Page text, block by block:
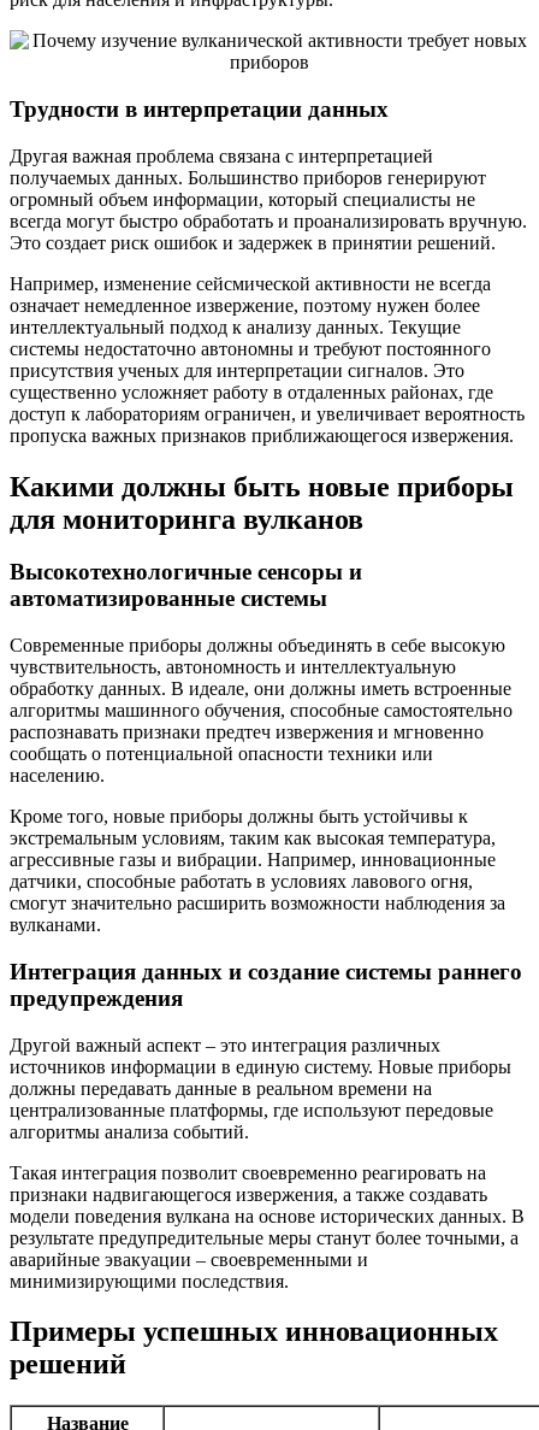
Трудности в интерпретации данных
Другая важная проблема связана с интерпретацией
получаемых данных. Большинство приборов генерируют
огромный объем информации, который специалисты не
всегда могут быстро обработать и проанализировать вручную.
Это создает риск ошибок и задержек в принятии решений.
Например, изменение сейсмической активности не всегда
означает немедленное извержение, поэтому нужен более
интеллектуальный подход к анализу данных. Текущие
системы недостаточно автономны и требуют постоянного
присутствия ученых для интерпретации сигналов. Это
существенно усложняет работу в отдаленных районах, где
доступ к лабораториям ограничен, и увеличивает вероятность
пропуска важных признаков приближающегося извержения.
Какими должны быть новые приборы
для мониторинга вулканов
Высокотехнологичные сенсоры и
автоматизированные системы
Современные приборы должны объединять в себе высокую
чувствительность, автономность и интеллектуальную
обработку данных. В идеале, они должны иметь встроенные
алгоритмы машинного обучения, способные самостоятельно
распознавать признаки предтеч извержения и мгновенно
сообщать о потенциальной опасности техники или
населению.
Кроме того, новые приборы должны быть устойчивы к
экстремальным условиям, таким как высокая температура,
агрессивные газы и вибрации. Например, инновационные
датчики, способные работать в условиях лавового огня,
смогут значительно расширить возможности наблюдения за
вулканами.
Интеграция данных и создание системы раннего
предупреждения
Другой важный аспект – это интеграция различных
источников информации в единую систему. Новые приборы
должны передавать данные в реальном времени на
централизованные платформы, где используют передовые
алгоритмы анализа событий.
Такая интеграция позволит своевременно реагировать на
признаки надвигающегося извержения, а также создавать
модели поведения вулкана на основе исторических данных. В
результате предупредительные меры станут более точными, а
аварийные эвакуации – своевременными и
минимизирующими последствия.
Примеры успешных инновационных
решений
Название